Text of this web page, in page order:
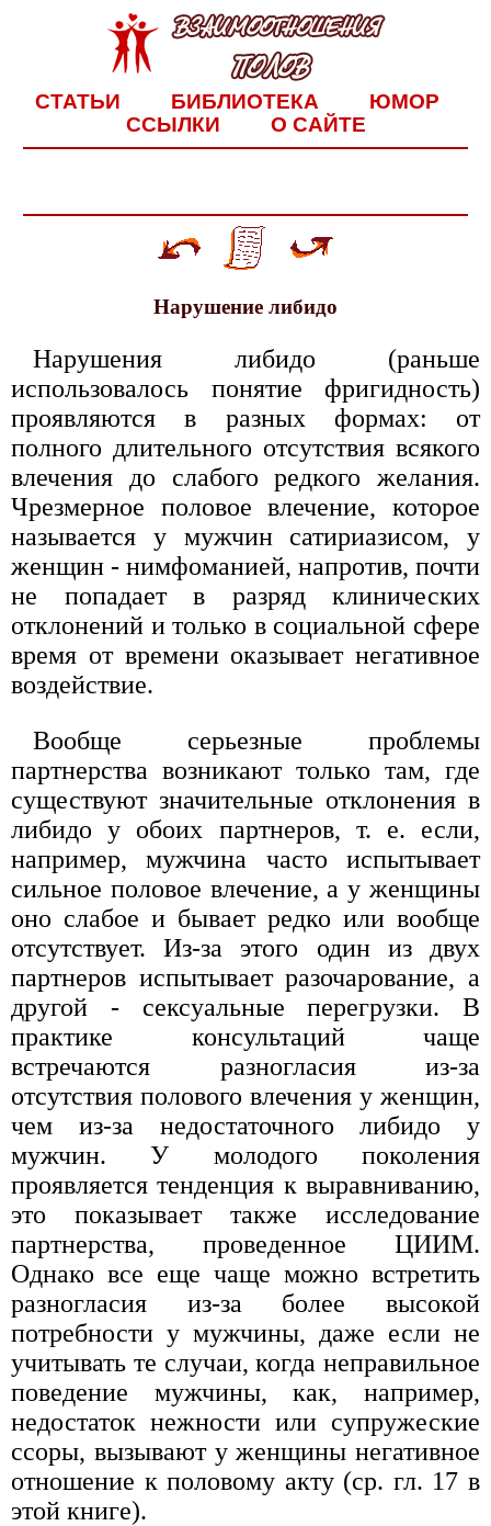
СТАТЬИ БИБЛИОТЕКА
ЮМОР
ССЫЛКИ
О САЙТЕ
Нарушение либидо
Нарушения либидо (раньше
использовалось понятие фригидность)
проявляются в разных формах: от
полного длительного отсутствия всякого
влечения до слабого редкого желания.
Чрезмерное половое влечение, которое
называется у мужчин сатириазисом, у
женщин - нимфоманией, напротив, почти
не попадает в разряд клинических
отклонений и только в социальной сфере
время от времени оказывает негативное
воздействие.
Вообще серьезные проблемы
партнерства возникают только там, где
существуют значительные отклонения в
либидо у обоих партнеров, т. е. если,
например, мужчина часто испытывает
сильное половое влечение, а у женщины
оно слабое и бывает редко или вообще
отсутствует. Из-за этого один из двух
партнеров испытывает разочарование, а
другой - сексуальные перегрузки. В
практике консультаций чаще
встречаются разногласия из-за
отсутствия полового влечения у женщин,
чем из-за недостаточного либидо у
мужчин. У молодого поколения
проявляется тенденция к выравниванию,
это показывает также исследование
партнерства, проведенное ЦИИМ.
Однако все еще чаще можно встретить
разногласия из-за более высокой
потребности у мужчины, даже если не
учитывать те случаи, когда неправильное
поведение мужчины, как, например,
недостаток нежности или супружеские
ссоры, вызывают у женщины негативное
отношение к половому акту (ср. гл. 17 в
этой книге).